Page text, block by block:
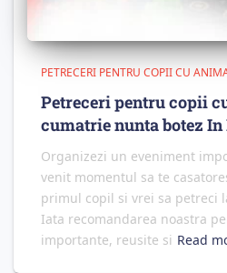
PETRECERI PENTRU COPII CU
Petreceri pentru copii
cumatrie nunta botez In
Organizezi un eveniment
venit momentul sa te
primul copil si vrei sa petreci
Iata recomandarea noastra
importante, reusite si Read